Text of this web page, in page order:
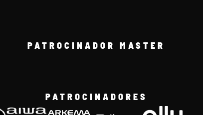
PATROCINADOR MASTER
PATROCINADORES